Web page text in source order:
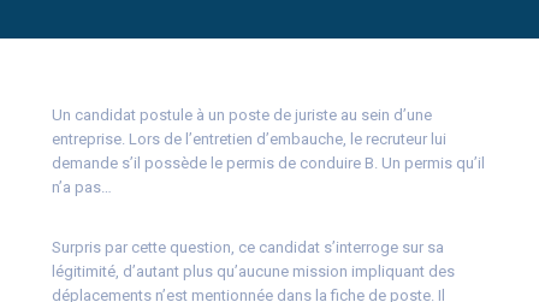
Un candidat postule à un poste de juriste au sein d’une
entreprise. Lors de l’entretien d’embauche, le recruteur lui
demande s’il possède le permis de conduire B. Un permis qu’il
n’a pas…
Surpris par cette question, ce candidat s’interroge sur sa
légitimité, d’autant plus qu’aucune mission impliquant des
déplacements n’est mentionnée dans la fiche de poste. Il